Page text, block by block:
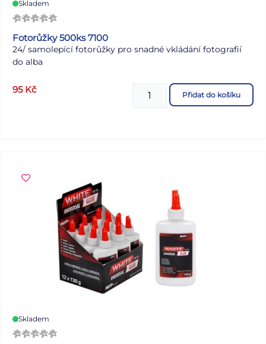
Skladem
Fotorůžky 500ks 7100
24/ samolepící fotorůžky pro snadné vkládání fotografií
do alba
95 Kč Přidat do košíku
Skladem